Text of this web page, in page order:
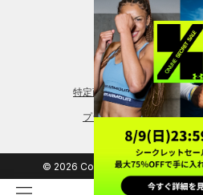
レギンス＆タイツ
特定商取引法に基づく通販の
プライバシーポリシー
© 2026 Copyright DOME